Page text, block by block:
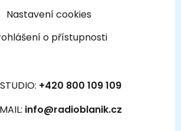
Nastavení cookies
o přístupnosti
STUDIO: +420 800 109 109
MAIL: info@radioblanik.cz